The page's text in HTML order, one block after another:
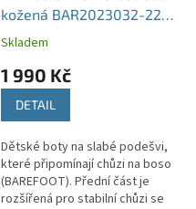
kožená BAR2023032-2211
GREY
Skladem
1 990 Kč
DETAIL
Dětské boty na slabé podešvi,
které připomínají chůzi na boso
(BAREFOOT). Přední část je
rozšířená pro stabilní chůzi se